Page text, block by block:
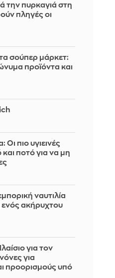
την πυρκαγιά στη
πληγές οι
σούπερ μάρκετ:
προϊόντα και
Οι πιο υγιεινές
ποτό για να μη
ναυτιλία
ακήρυχτου
για τον
για
προορισμούς υπό